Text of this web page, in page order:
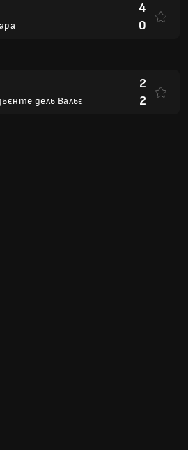
4
0
дель Вальє
2
2